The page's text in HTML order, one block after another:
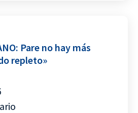
Pare no hay más
repleto»